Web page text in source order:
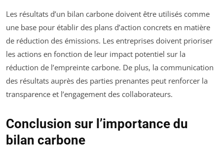
Les résultats d’un bilan carbone doivent être utilisés comme
une base pour établir des plans d’action concrets en matière
de réduction des émissions. Les entreprises doivent prioriser
les actions en fonction de leur impact potentiel sur la
réduction de l’empreinte carbone. De plus, la communication
des résultats auprès des parties prenantes peut renforcer la
transparence et l’engagement des collaborateurs.
Conclusion sur l’importance du
bilan carbone